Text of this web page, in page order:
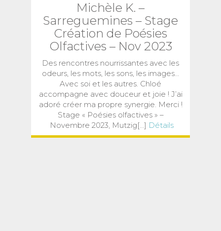
Michèle K. –
Sarreguemines – Stage
Création de Poésies
Olfactives – Nov 2023
Des rencontres nourrissantes avec les
odeurs, les mots, les sons, les images…
Avec soi et les autres. Chloé
accompagne avec douceur et joie ! J’ai
adoré créer ma propre synergie. Merci !
Stage « Poésies olfactives » –
Novembre 2023, Mutzig[...] Détails